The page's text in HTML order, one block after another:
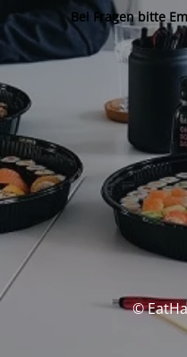
Bei Fragen bitte
©